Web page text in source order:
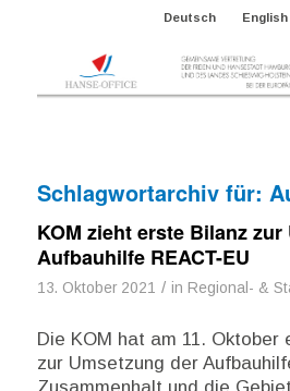
Deutsch English
Schlagwortarchiv für:
KOM zieht erste Bilanz
Aufbauhilfe REACT-EU
13. Oktober 2021 / in Regional- &
Die KOM hat am 11. Oktober
zur Umsetzung der